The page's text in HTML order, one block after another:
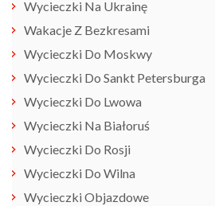
Wycieczki Na Ukrainę
Wakacje Z Bezkresami
Wycieczki Do Moskwy
Wycieczki Do Sankt Petersburga
Wycieczki Do Lwowa
Wycieczki Na Białoruś
Wycieczki Do Rosji
Wycieczki Do Wilna
Wycieczki Objazdowe